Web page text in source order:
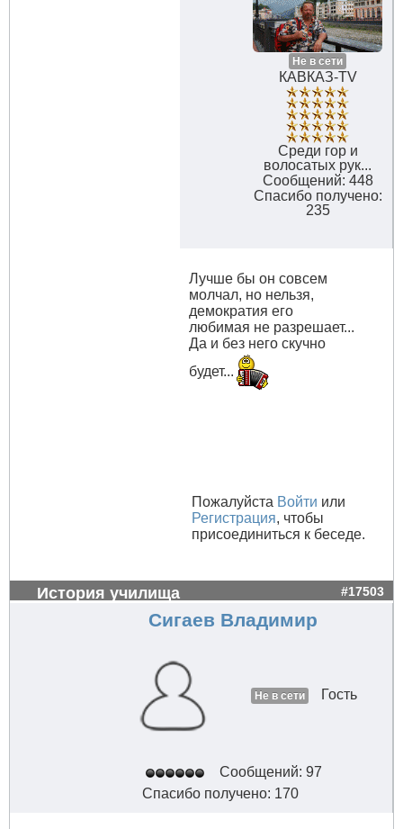
Не в сети
КАВКАЗ-TV
Среди гор и
волосатых рук...
Сообщений: 448
Спасибо получено:
235
Лучше бы он совсем
молчал, но нельзя,
демократия его
любимая не разрешает...
Да и без него скучно
будет...
Пожалуйста Войти или
Регистрация, чтобы
присоединиться к беседе.
История училища #17503
Сигаев Владимир
Не в сети Гость
Сообщений: 97
Спасибо получено: 170